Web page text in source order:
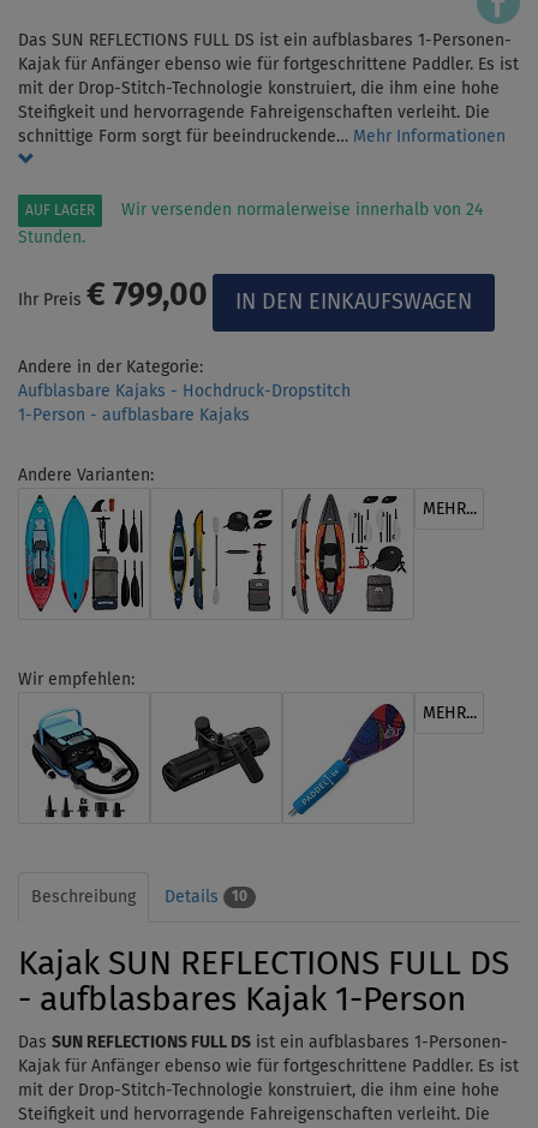
Das SUN REFLECTIONS FULL DS ist ein aufblasbares 1-Personen-
Kajak für Anfänger ebenso wie für fortgeschrittene Paddler. Es ist
mit der Drop-Stitch-Technologie konstruiert, die ihm eine hohe
Steifigkeit und hervorragende Fahreigenschaften verleiht. Die
schnittige Form sorgt für beeindruckende… Mehr Informationen
AUF LAGER
Wir versenden normalerweise innerhalb von 24
Stunden.
Ihr Preis € 799,00
Andere in der Kategorie:
Aufblasbare Kajaks - Hochdruck-Dropstitch
1-Person - aufblasbare Kajaks
Andere Varianten:
MEHR...
Wir empfehlen:
MEHR...
Beschreibung Details 10
Kajak SUN REFLECTIONS FULL DS
- aufblasbares Kajak 1-Person
Das SUN REFLECTIONS FULL DS ist ein aufblasbares 1-Personen-
Kajak für Anfänger ebenso wie für fortgeschrittene Paddler. Es ist
mit der Drop-Stitch-Technologie konstruiert, die ihm eine hohe
Steifigkeit und hervorragende Fahreigenschaften verleiht. Die